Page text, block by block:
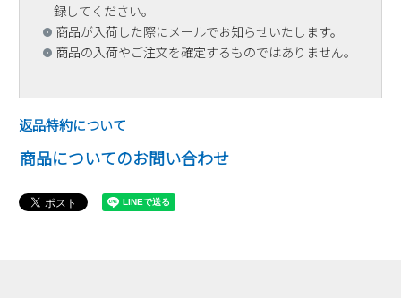
録してください。
商品が入荷した際にメールでお知らせいたします。
商品の入荷やご注文を確定するものではありません。
返品特約について
商品についてのお問い合わせ